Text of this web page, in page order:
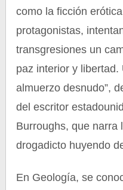
como la ficción
protagonistas,
transgresiones un
paz interior y libertad.
almuerzo desnudo”,
del escritor
Burroughs, que narra
drogadicto huyendo
En Geología, se